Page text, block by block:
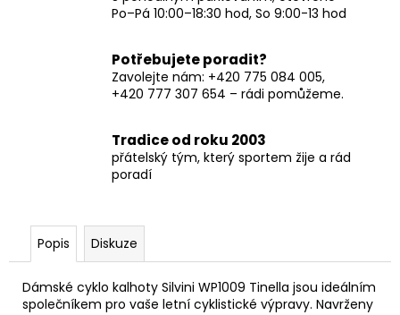
Po–Pá 10:00–18:30 hod, So 9:00-13 hod
Potřebujete poradit?
Zavolejte nám: +420 775 084 005,
+420 777 307 654 – rádi pomůžeme.
Tradice od roku 2003
přátelský tým, který sportem žije a rád
poradí
Popis Diskuze
Dámské cyklo kalhoty Silvini WP1009 Tinella jsou ideálním
společníkem pro vaše letní cyklistické výpravy. Navrženy